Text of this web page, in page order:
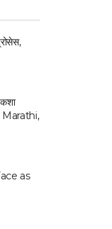
Marathi,
as